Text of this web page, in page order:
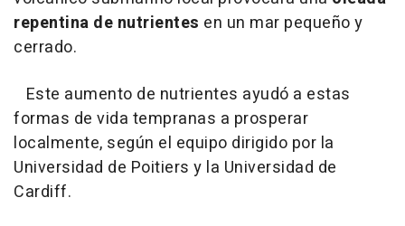
repentina de nutrientes en un mar pequeño y
cerrado.
Este aumento de nutrientes ayudó a estas
formas de vida tempranas a prosperar
localmente, según el equipo dirigido por la
Universidad de Poitiers y la Universidad de
Cardiff.